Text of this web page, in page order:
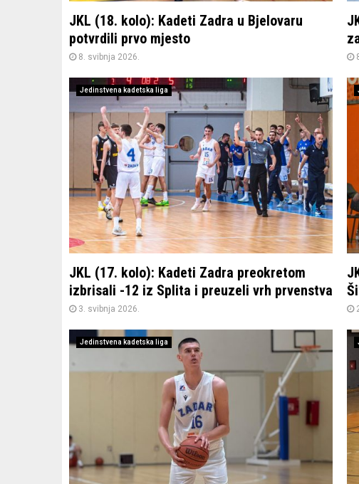
JKL (18. kolo): Kadeti Zadra u Bjelovaru
potvrdili prvo mjesto
8. svibnja 2026.
Jedinstvena kadetska liga
JKL (17. kolo): Kadeti Zadra preokretom
izbrisali -12 iz Splita i preuzeli vrh prvenstva
3. svibnja 2026.
Jedinstvena kadetska liga